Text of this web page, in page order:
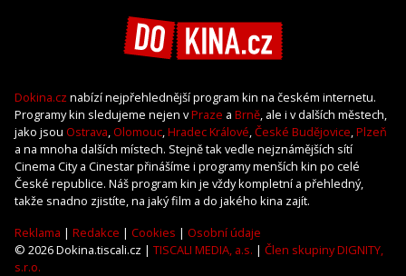
Dokina.cz nabízí nejpřehlednější program kin na českém internetu.
Programy kin sledujeme nejen vPraze a Brně, ale i v dalších městech,
jako jsou Ostrava, Olomouc,Hradec Králové,České Budějovice,Plzeň
a na mnoha dalších místech. Stejně tak vedle nejznámějších sítí
Cinema City a Cinestar přinášíme i programy menších kin po celé
České republice. Náš program kin je vždy kompletní a přehledný,
takže snadno zjistíte, na jaký film a do jakého kina zajít.
Reklama | Redakce | Cookies | Osobní údaje
© 2026 Dokina.tiscali.cz | TISCALI MEDIA, a.s. | Člen skupiny DIGNITY,
s.r.o.